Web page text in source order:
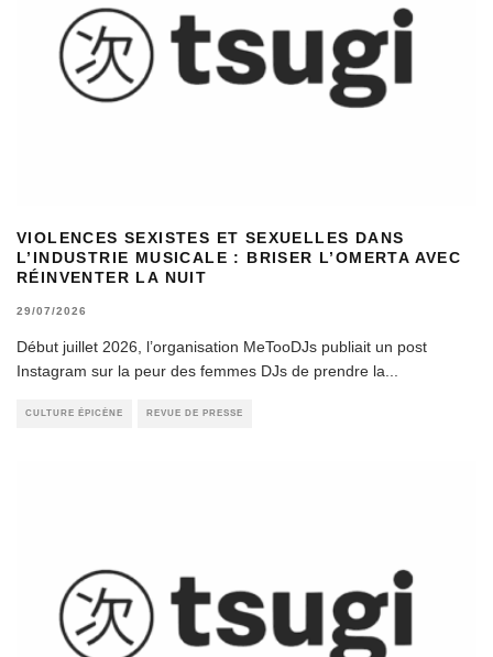
VIOLENCES SEXISTES ET SEXUELLES DANS
L’INDUSTRIE MUSICALE : BRISER L’OMERTA AVEC
RÉINVENTER LA NUIT
29/07/2026
Début juillet 2026, l’organisation MeTooDJs publiait un post
Instagram sur la peur des femmes DJs de prendre la
CULTURE ÉPICÈNE REVUE DE PRESSE